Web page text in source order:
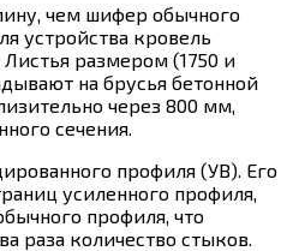
чем шифер обычного
устройства кровель
размером (1750 и
на брусья бетонной
через 800 мм,
сечения.
профиля (УВ). Его
усиленного профиля,
профиля, что
раза количество стыков.